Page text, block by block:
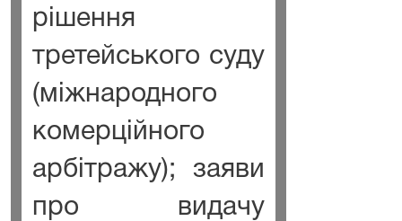
рішення
третейського суду
(міжнародного
комерційного
арбітражу); заяви
про видачу